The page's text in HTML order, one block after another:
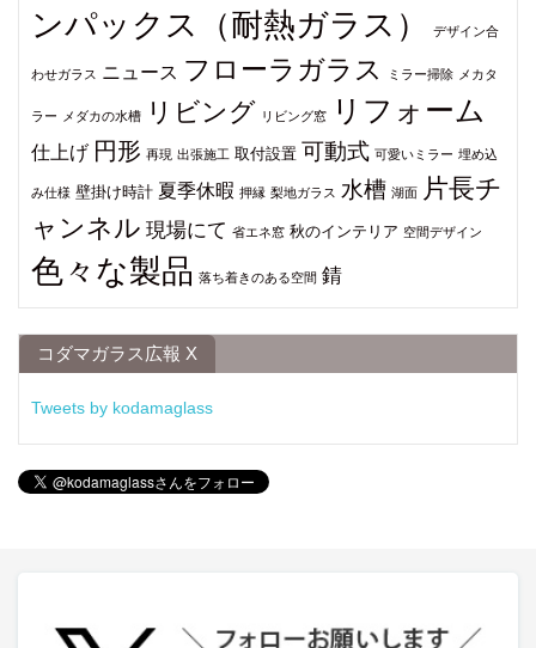
ンパックス（耐熱ガラス）
デザイン合
わせガラス ニュース フローラガラス ミラー掃除 メカタ
ラー メダカの水槽 リビング リビング窓 リフォーム
仕上げ 円形 再現 出張施工 取付設置 可動式 可愛いミラー 埋め込
み仕様 壁掛け時計 夏季休暇 押縁 梨地ガラス 水槽 湖面 片長チ
ャンネル 現場にて 省エネ窓 秋のインテリア 空間デザイン
色々な製品 落ち着きのある空間 錆
コダマガラス広報 X
Tweets by kodamaglass